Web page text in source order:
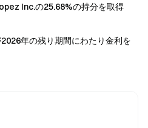
Inc.の25.68%の持分を取得
年の残り期間にわたり金利を